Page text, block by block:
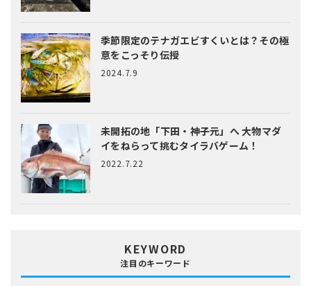
季節限定のテナガエビすくいとは？ その極
意をこっそり伝授
2024.7.9
未開拓の地「下田・神子元」へ大物マダ
イをねらって挑むタイラバゲーム！
2022.7.22
KEYWORD
注目のキーワード